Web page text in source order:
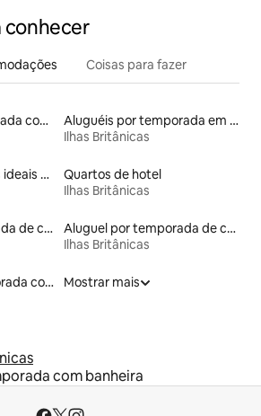
conhecer
Coisas para fazer
Aluguéis por temporada com cama de altura acessível
Aluguéis por temporada em resorts
Ilhas Britânicas
Aluguéis de espaços ideais para famílias
Quartos de hotel
Ilhas Britânicas
Aluguel por temporada de contêineres
Aluguel por temporada de casas-barco
Ilhas Britânicas
Locações por temporada com piscina
Mostrar mais
com banheira